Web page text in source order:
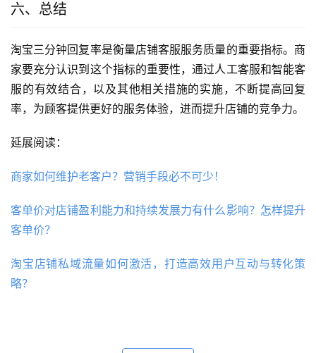
六、总结
淘宝三分钟回复率是衡量店铺客服服务质量的重要指标。商
家要充分认识到这个指标的重要性，通过人工客服和智能客
服的有效结合，以及其他相关措施的实施，不断提高回复
率，为顾客提供更好的服务体验，进而提升店铺的竞争力。
延展阅读：
商家如何维护老客户？营销手段必不可少！
客单价对店铺盈利能力和持续发展力有什么影响？怎样提升
客单价？
淘宝店铺私域流量如何激活，打造高效用户互动与转化策
略？